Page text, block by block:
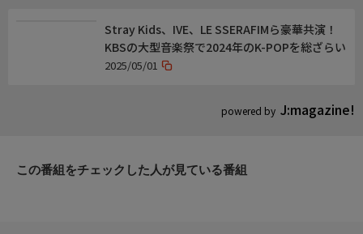
田熊理秀
powered by J:magazine!
Stray Kids、IVE、LE SSERAFIMら豪華共演！
KBSの大型音楽祭で2024年のK-POPを総ざらい
2025/05/01
この番組をチェックした人が見ている番組